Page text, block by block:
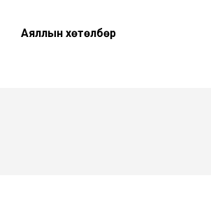
Аяллын хөтөлбөр